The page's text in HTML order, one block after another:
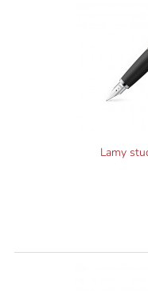
Lamy